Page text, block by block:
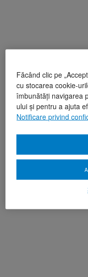
Făcând clic pe
cu stocarea cookie-
îmbunătăți navigarea
ului și pentru a ajuta
Notificare privind